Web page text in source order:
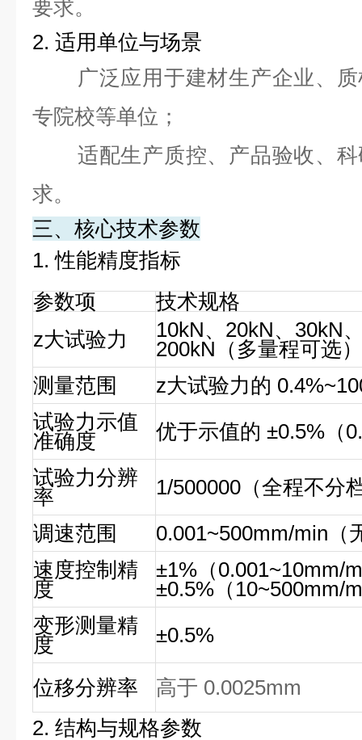
要求。
2. 适用单位与场景
广泛应用于建材生产企业、
专院校等单位；
适配生产质控、产品验收、
求。
三、核心技术参数
1. 性能精度指标
参数项
技术规格
z大试验力
10kN、20kN、30kN
200kN（多量程可选）
测量范围
z大试验力的
试验力示值
准确度
优于示值的 ±0.5%（
试验力分辨
率
1/500000（全程不分
调速范围
0.001~500mm/min（
速度控制精
度
±1%（0.001~10mm/
±0.5%（10~500mm/
变形测量精
度
±0.5%
位移分辨率
高于 0.0025mm
2. 结构与规格参数